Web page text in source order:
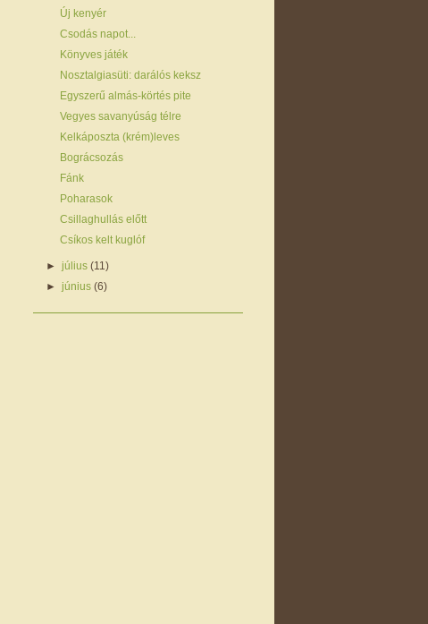
Új kenyér
Csodás napot...
Könyves játék
Nosztalgiasüti: darálós keksz
Egyszerű almás-körtés pite
Vegyes savanyúság télre
Kelkáposzta (krém)leves
Bográcsozás
Fánk
Poharasok
Csillaghullás előtt
Csíkos kelt kuglóf
►július(11)
►június(6)